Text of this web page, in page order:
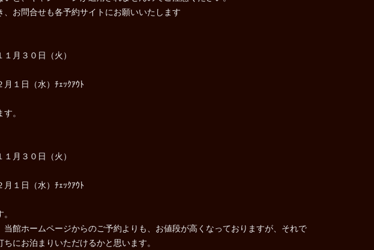
お問合せも各予約サイトにお願いいたします
月３０日（火）
１日（水）ﾁｪｯｸｱｳﾄ
。
月３０日（火）
１日（水）ﾁｪｯｸｱｳﾄ
館ホームページからのご予約よりも、お値段が高くなっておりますが、それで
にお泊まりいただけるかと思います。